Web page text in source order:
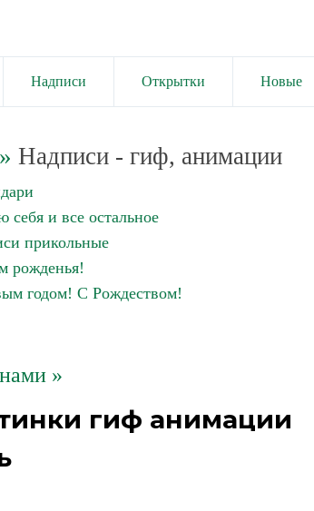
Надписи Открытки Новые
Надписи - гиф, анимации
себя и все остальное
прикольные
рожденья!
годом! С Рождеством!
»
гиф анимации